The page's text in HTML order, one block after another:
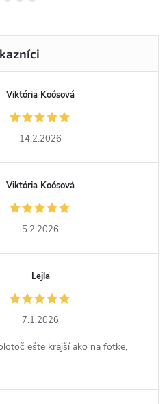
Viktória Koósová
14.2.2026
Viktória Koósová
5.2.2026
Lejla
7.1.2026
ešte krajší ako na fotke,